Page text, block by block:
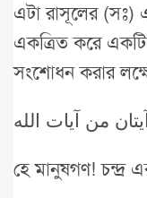
এটা রাসূলের (সঃ)
একত্রিত করে
সংশোধন করার
من آيات الله
হে মানুষগণ! চন্দ্র